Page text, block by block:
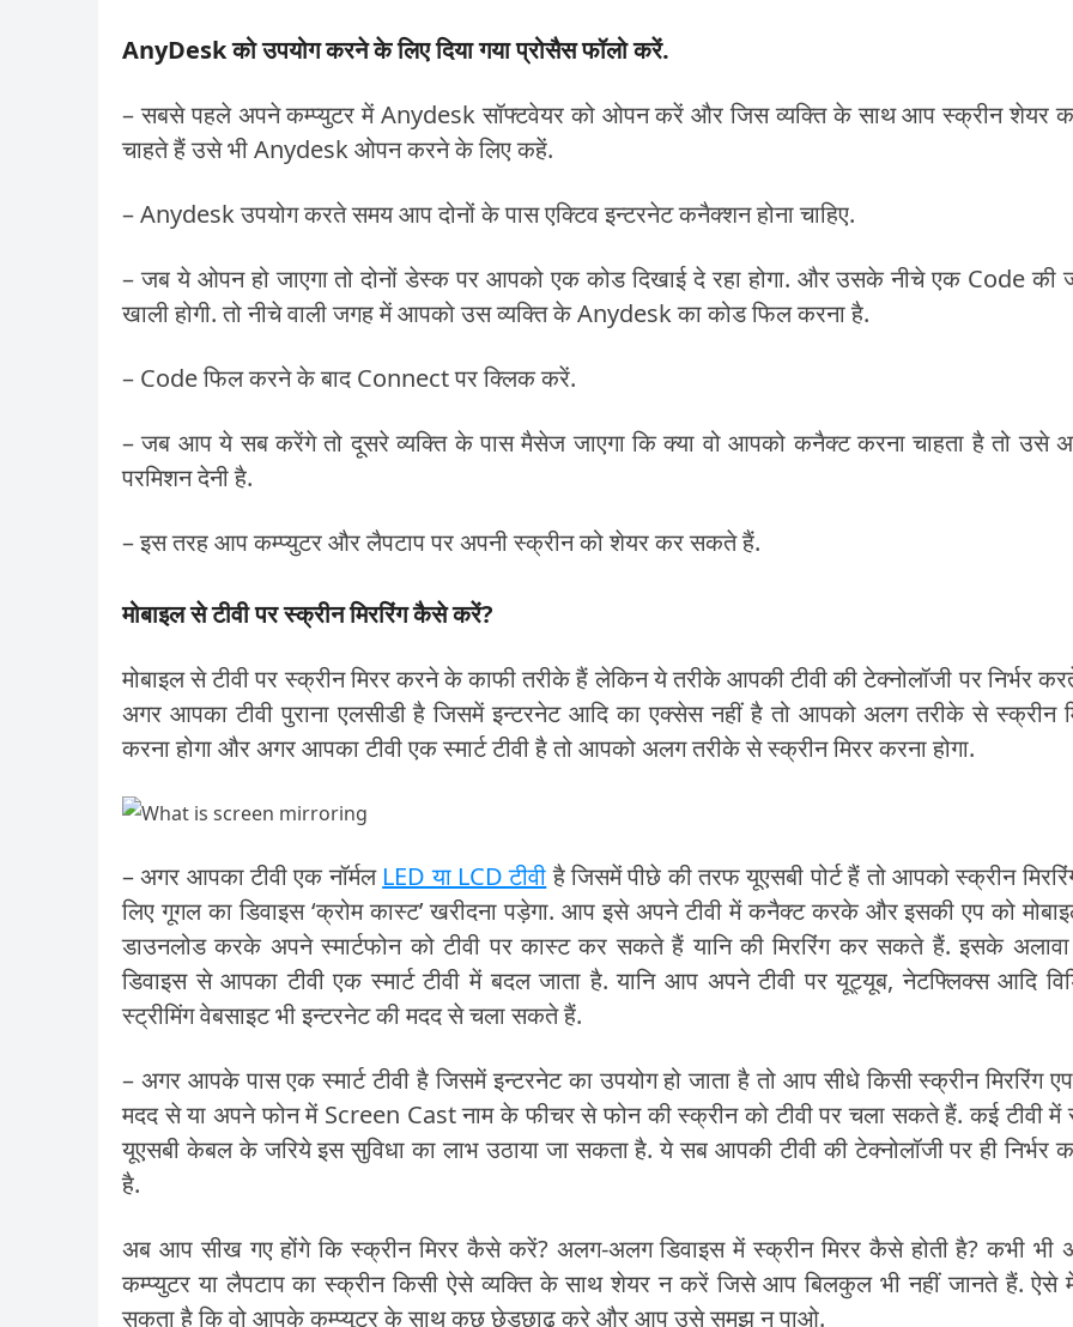
AnyDesk को उपयोग करने के लिए दिया गया प्रोसैस फॉलो करें.
– सबसे पहले अपने कम्प्युटर में Anydesk सॉफ्टवेयर को ओपन करें और जिस व्यक्ति के साथ आप स्क्रीन शेयर
चाहते हैं उसे भी Anydesk ओपन करने के लिए कहें.
– Anydesk उपयोग करते समय आप दोनों के पास एक्टिव इन्टरनेट कनैक्शन होना चाहिए.
– जब ये ओपन हो जाएगा तो दोनों डेस्क पर आपको एक कोड दिखाई दे रहा होगा. और उसके नीचे एक Code की
खाली होगी. तो नीचे वाली जगह में आपको उस व्यक्ति के Anydesk का कोड फिल करना है.
– Code फिल करने के बाद Connect पर क्लिक करें.
– जब आप ये सब करेंगे तो दूसरे व्यक्ति के पास मैसेज जाएगा कि क्या वो आपको कनैक्ट करना चाहता है तो उसे
परमिशन देनी है.
– इस तरह आप कम्प्युटर और लैपटाप पर अपनी स्क्रीन को शेयर कर सकते हैं.
मोबाइल से टीवी पर स्क्रीन मिररिंग कैसे करें?
मोबाइल से टीवी पर स्क्रीन मिरर करने के काफी तरीके हैं लेकिन ये तरीके आपकी टीवी की टेक्नोलॉजी पर निर्भर
अगर आपका टीवी पुराना एलसीडी है जिसमें इन्टरनेट आदि का एक्सेस नहीं है तो आपको अलग तरीके से स्क्रीन
करना होगा और अगर आपका टीवी एक स्मार्ट टीवी है तो आपको अलग तरीके से स्क्रीन मिरर करना होगा.
– अगर आपका टीवी एक नॉर्मल LED या LCD टीवीहै जिसमें पीछे की तरफ यूएसबी पोर्ट हैं तो आपको स्क्रीन
लिए गूगल का डिवाइस ‘क्रोम कास्ट’ खरीदना पड़ेगा. आप इसे अपने टीवी में कनैक्ट करके और इसकी एप को
डाउनलोड करके अपने स्मार्टफोन को टीवी पर कास्ट कर सकते हैं यानि की मिररिंग कर सकते हैं. इसके
डिवाइस से आपका टीवी एक स्मार्ट टीवी में बदल जाता है. यानि आप अपने टीवी पर यूट्यूब, नेटफ्लिक्स आदि
स्ट्रीमिंग वेबसाइट भी इन्टरनेट की मदद से चला सकते हैं.
– अगर आपके पास एक स्मार्ट टीवी है जिसमें इन्टरनेट का उपयोग हो जाता है तो आप सीधे किसी स्क्रीन मिररिंग
मदद से या अपने फोन में Screen Cast नाम के फीचर से फोन की स्क्रीन को टीवी पर चला सकते हैं. कई टीवी में
यूएसबी केबल के जरिये इस सुविधा का लाभ उठाया जा सकता है. ये सब आपकी टीवी की टेक्नोलॉजी पर ही निर्भर
है.
अब आप सीख गए होंगे कि स्क्रीन मिरर कैसे करें? अलग-अलग डिवाइस में स्क्रीन मिरर कैसे होती है? कभी भी
कम्प्युटर या लैपटाप का स्क्रीन किसी ऐसे व्यक्ति के साथ शेयर न करें जिसे आप बिलकुल भी नहीं जानते हैं. ऐसे
सकता है कि वो आपके कम्प्युटर के साथ कुछ छेड़छाढ़ करे और आप उसे समझ न पाओ.